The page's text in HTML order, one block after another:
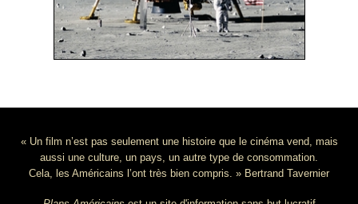
« Un film n’est pas seulement une histoire que le cinéma vend, mais
aussi une culture, un pays, un autre type de consommation.
Cela, les Américains l’ont très bien compris. » Bertrand Tavernier